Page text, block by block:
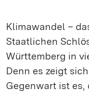
Klimawandel –
Staatlichen
Württemberg in
Denn es zeigt
Gegenwart ist es,